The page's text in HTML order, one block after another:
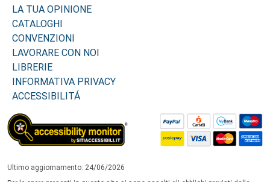
LA TUA OPINIONE
CATALOGHI
CONVENZIONI
LAVORARE CON NOI
LIBRERIE
INFORMATIVA PRIVACY
ACCESSIBILITÁ
Ultimo aggiornamento: 24/06/2026